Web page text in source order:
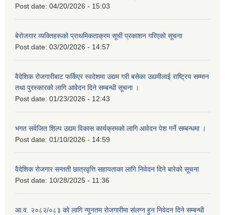
Post date: 04/20/2026 - 15:03
बेरोजगार व्यक्तिहरूको प्राथमिकताक्रम सूची प्रकाशन गरिएको सूचना
Post date: 03/20/2026 - 14:57
वैदेशिक रोजगारीबाट फर्किएर स्वदेशमा उद्यम गरी बसेका उद्यमीलाई राष्ट्रिय सम्मान
तथा पुरस्कारको लागि आवेदन दिने सम्बन्धी सूचना ।
Post date: 01/23/2026 - 12:43
भगत सर्वजित शिल्प उद्यम विकास कार्यक्रमको लागि आवेदन पेश गर्ने सम्बन्धमा ।
Post date: 01/10/2026 - 14:59
वैदेशिक रोजगार सन्तती छात्रवृत्ति सहायताका लागि निवेदन दिने बारेको सूचना
Post date: 10/28/2025 - 11:36
आ.व. २०८२/०८३ को लागि न्यूनतम रोजगारीमा संलग्न हुन निवेदन दिने सम्बन्धी